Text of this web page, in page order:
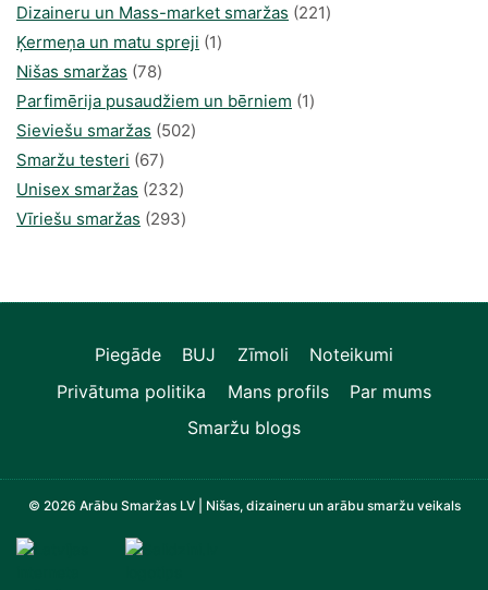
produkti
Dizaineru un Mass-market smaržas 221221
Ķermeņa un matu spreji 11
Nišas smaržas 7878
produkts
Parfimērija pusaudžiem un bērniem 11
Sieviešu smaržas 502502
Smaržu testeri 6767
produkts
Unisex smaržas 232232
produkts
Vīriešu smaržas 293293
Piegāde BUJ Zīmoli
Noteikumi
Privātuma politika
Mans profils
Par mums
Smaržu blogs
© 2026 Arābu Smaržas LV | Nišas, dizaineru un arābu smaržu veikals